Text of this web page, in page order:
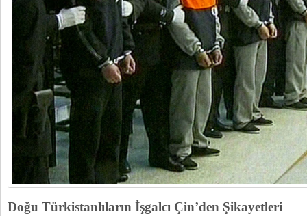
Doğu Türkistanlıların İşgalcı Çin’den Şikayetleri